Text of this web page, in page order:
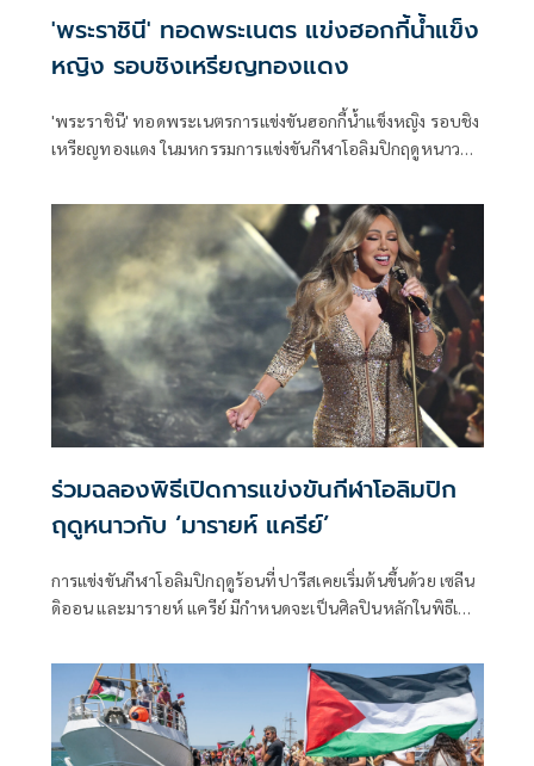
'พระราชินี' ทอดพระเนตร แข่งฮอกกี้น้ำแข็ง
หญิง รอบชิงเหรียญทองแดง
'พระราชินี' ทอดพระเนตรการแข่งขันฮอกกี้น้ำแข็งหญิง รอบชิง
เหรียญทองแดง ในมหกรรมการแข่งขันกีฬาโอลิมปิกฤดูหนาว
ร่วมฉลองพิธีเปิดการแข่งขันกีฬาโอลิมปิก
ฤดูหนาวกับ ‘มารายห์ แครีย์’
การแข่งขันกีฬาโอลิมปิกฤดูร้อนที่ปารีสเคยเริ่มต้นขึ้นด้วย เซลีน
ดิออน และมารายห์ แครีย์ มีกำหนดจะเป็นศิลปินหลักในพิธีเปิด
ถึงแม้จะไม่มีกีฬาโอลิมปิก นักร้องชาวอเมริกันคนนี้ก็ประสบ
ความสำเร็จอย่างดีอยู่แล้วในเวลานี้